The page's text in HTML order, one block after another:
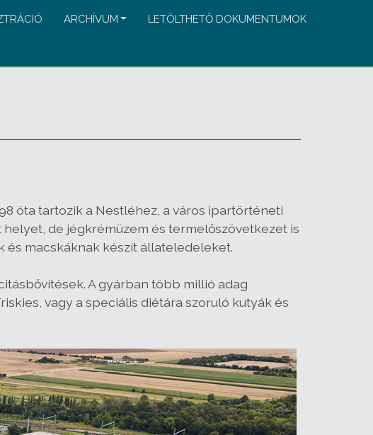
ARCHÍVUM LETÖLTHETŐ DOKUMENTUMOK
óta tartozik a Nestléhez, a város ipartörténeti
de jégkrémüzem és termelőszövetkezet is
és macskáknak készít állateledeleket.
A gyárban több millió adag
vagy a speciális diétára szoruló kutyák és